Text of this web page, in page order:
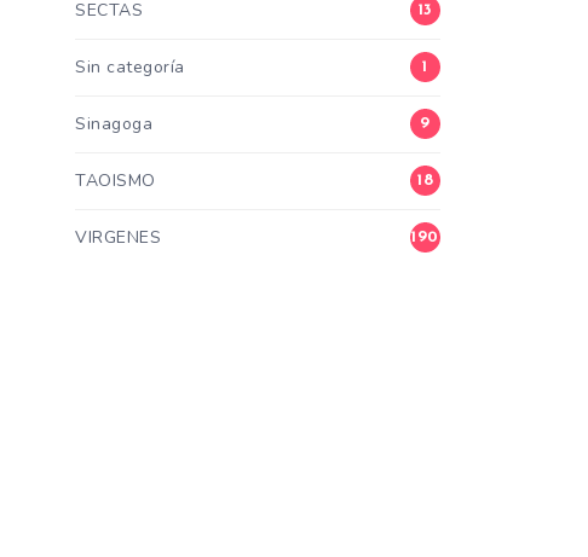
SECTAS 13
Sin categoría 1
Sinagoga 9
TAOISMO 18
VIRGENES 190